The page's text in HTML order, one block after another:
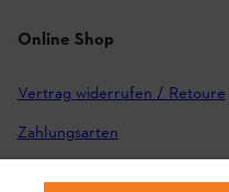
Online Shop
Vertrag widerrufen / Retoure
Zahlungsarten